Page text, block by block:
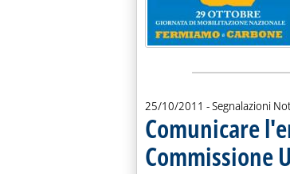
25/10/2011 - Segnalazioni
Comunicare
Commissione